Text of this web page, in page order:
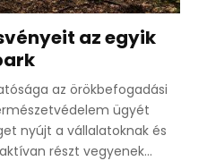
az egyik
az örökbefogadási
ügyét
nyújt a vállalatoknak és
részt vegyenek...